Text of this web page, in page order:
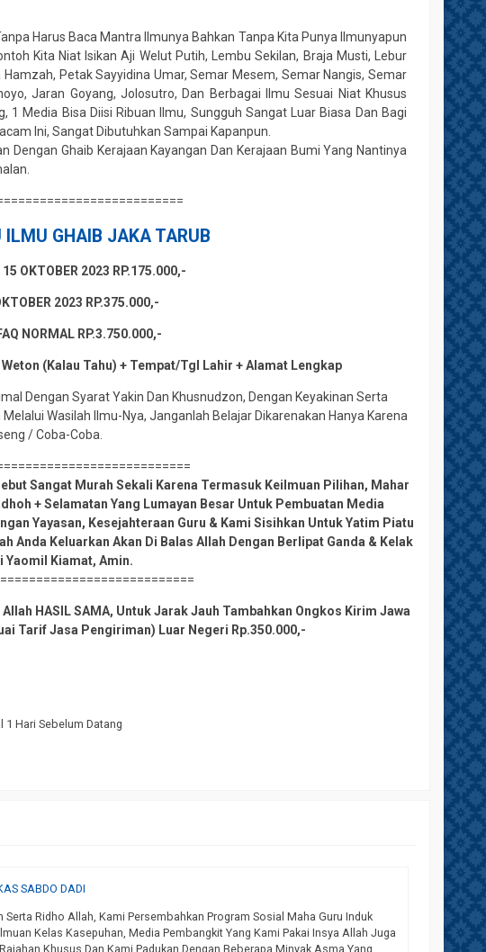
Harus Baca Mantra Ilmunya Bahkan Tanpa Kita Punya Ilmunyapun
Kita Niat Isikan Aji Welut Putih, Lembu Sekilan, Braja Musti, Lebur
Petak Sayyidina Umar, Semar Mesem, Semar Nangis, Semar
Jaran Goyang, Jolosutro, Dan Berbagai Ilmu Sesuai Niat Khusus
Media Bisa Diisi Ribuan Ilmu, Sungguh Sangat Luar Biasa Dan Bagi
Ini, Sangat Dibutuhkan Sampai Kapanpun.
Dengan Ghaib Kerajaan Kayangan Dan Kerajaan Bumi Yang Nantinya
ILMU GHAIB JAKA TARUB
15 OKTOBER 2023 RP.175.000,-
2023 RP.375.000,-
NORMAL RP.3.750.000,-
(Kalau Tahu) + Tempat/Tgl Lahir + Alamat Lengkap
Dengan Syarat Yakin Dan Khusnudzon, Dengan Keyakinan Serta
Wasilah Ilmu-Nya, Janganlah Belajar Dikarenakan Hanya Karena
/ Coba-Coba.
Sangat Murah Sekali Karena Termasuk Keilmuan Pilihan, Mahar
+ Selamatan Yang Lumayan Besar Untuk Pembuatan Media
Yayasan, Kesejahteraan Guru & Kami Sisihkan Untuk Yatim Piatu
Anda Keluarkan Akan Di Balas Allah Dengan Berlipat Ganda & Kelak
Yaomil Kiamat, Amin.
HASIL SAMA, Untuk Jarak Jauh Tambahkan Ongkos Kirim Jawa
Tarif Jasa Pengiriman) Luar Negeri Rp.350.000,-
1 Hari Sebelum Datang
SABDO DADI
Ridho Allah, Kami Persembahkan Program Sosial Maha Guru Induk
Kelas Kasepuhan, Media Pembangkit Yang Kami Pakai Insya Allah Juga
Khusus Dan Kami Padukan Dengan Beberapa Minyak Asma Yang